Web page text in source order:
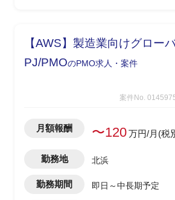
【AWS】製造業向けグロー
PJ/PMOのPMO求人・案件
案件No.
月額報酬 〜120万円/月(税
勤務地 北浜
勤務期間 即日～中長期予定